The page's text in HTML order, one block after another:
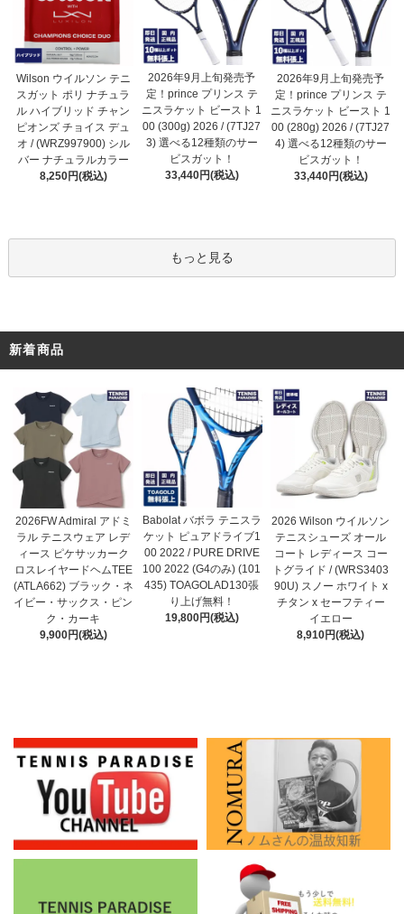
Wilson ウイルソン テニ
スガット ポリ ナチュラ
ル ハイブリッド チャン
ピオンズ チョイス デュ
オ / (WRZ997900) シル
バー ナチュラルカラー
8,250円(税込)
2026年9月上旬発売予
定！prince プリンス テ
ニスラケット ビースト 1
00 (300g) 2026 / (7TJ27
3) 選べる12種類のサー
ビスガット！
33,440円(税込)
2026年9月上旬発売予
定！prince プリンス テ
ニスラケット ビースト 1
00 (280g) 2026 / (7TJ27
4) 選べる12種類のサー
ビスガット！
33,440円(税込)
もっと見る
新着商品
2026FW Admiral アドミ
ラル テニスウェア レデ
ィース ピケサッカーク
ロスレイヤードヘムTEE
(ATLA662) ブラック・ネ
イビー・サックス・ピン
ク・カーキ
9,900円(税込)
Babolat バボラ テニスラ
ケット ピュアドライブ1
00 2022 / PURE DRIVE
100 2022 (G4のみ) (101
435) TOAGOLAD130張
り上げ無料！
19,800円(税込)
2026 Wilson ウイルソン
テニスシューズ オール
コート レディース コー
トグライド / (WRS3403
90U) スノー ホワイト x
チタン x セーフティー
イエロー
8,910円(税込)